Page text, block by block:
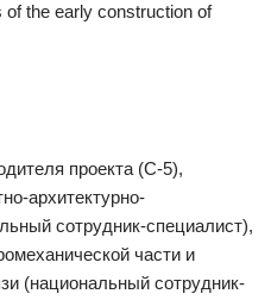
of the early construction of
проекта (С-5),
архитектурно-
сотрудник-специалист),
части и
(национальный сотрудник-